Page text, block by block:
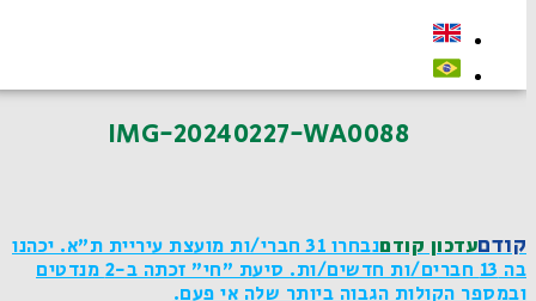
IMG-20240227-WA0088
קודםעדכון קודם
נבחרו 31 חברי/ות מועצת עיריית ת"א. יכהנו
בה 13 חברים/ות חדשים/ות. סיעת "חי" זכתה ב-2 מנדטים
ובמספר הקולות הגבוה ביותר שלה אי פעם.